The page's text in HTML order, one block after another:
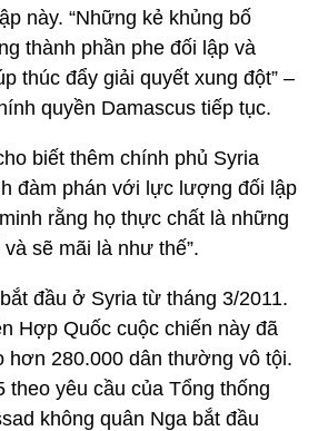
này. “Những kẻ khủng bố
thành phần phe đối lập và
thúc đẩy giải quyết xung đột” –
quyền Damascus tiếp tục.
biết thêm chính phủ Syria
đàm phán với lực lượng đối lập
rằng họ thực chất là những
sẽ mãi là như thế”.
đầu ở Syria từ tháng 3/2011.
Hợp Quốc cuộc chiến này đã
hơn 280.000 dân thường vô tội.
theo yêu cầu của Tổng thống
không quân Nga bắt đầu